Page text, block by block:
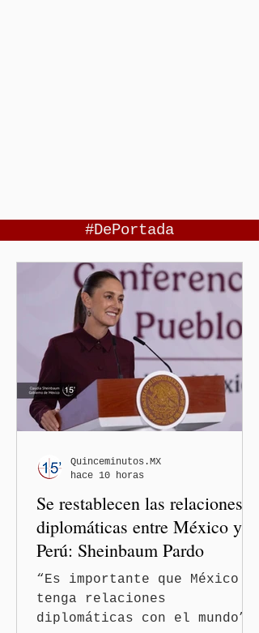
#DePortada
Se restablecen las relaciones
diplomáticas entre México y
Perú: Sheinbaum Pardo
“Es importante que México
tenga relaciones
diplomáticas con el mundo”,
Quinceminutos.MX
hace 10 horas